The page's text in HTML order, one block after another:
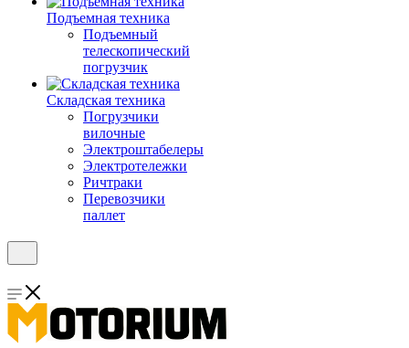
Подъемная техника
Подъемный
телескопический
погрузчик
Складская техника
Погрузчики
вилочные
Электроштабелеры
Электротележки
Ричтраки
Перевозчики
паллет